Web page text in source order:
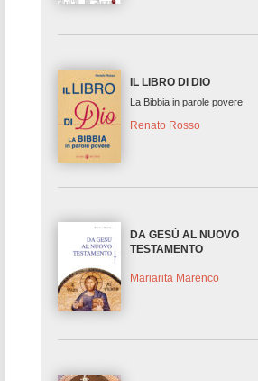
IL LIBRO DI DIO
La Bibbia in parole povere
Renato Rosso
DA GESÙ AL NUOVO
TESTAMENTO
Mariarita Marenco